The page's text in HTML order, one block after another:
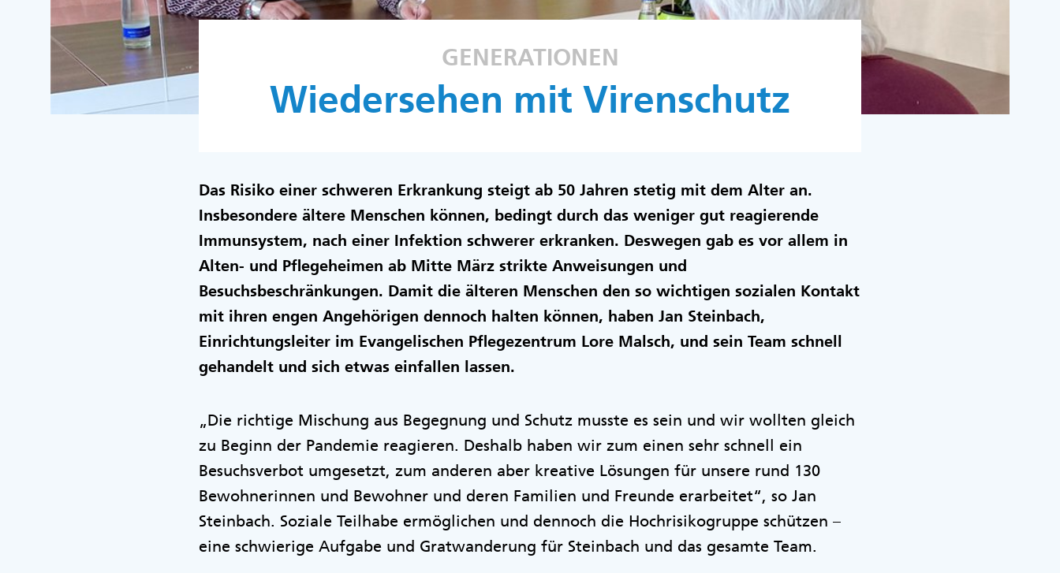
GENERATIONEN
Wiedersehen mit Virenschutz
Das Risiko einer schweren Erkrankung steigt ab 50 Jahren stetig mit dem Alter an.
Insbesondere ältere Menschen können, bedingt durch das weniger gut reagierende
Immunsystem, nach einer Infektion schwerer erkranken. Deswegen gab es vor allem in
Alten- und Pflegeheimen ab Mitte März strikte Anweisungen und
Besuchsbeschränkungen. Damit die älteren Menschen den so wichtigen sozialen Kontakt
mit ihren engen Angehörigen dennoch halten können, haben Jan Steinbach,
Einrichtungsleiter im Evangelischen Pflegezentrum Lore Malsch, und sein Team schnell
gehandelt und sich etwas einfallen lassen.
„Die richtige Mischung aus Begegnung und Schutz musste es sein und wir wollten gleich
zu Beginn der Pandemie reagieren. Deshalb haben wir zum einen sehr schnell ein
Besuchsverbot umgesetzt, zum anderen aber kreative Lösungen für unsere rund 130
Bewohnerinnen und Bewohner und deren Familien und Freunde erarbeitet“, so Jan
Steinbach. Soziale Teilhabe ermöglichen und dennoch die Hochrisikogruppe schützen –
eine schwierige Aufgabe und Gratwanderung für Steinbach und das gesamte Team.